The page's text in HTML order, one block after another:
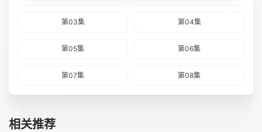
第03集 第04集
第05集 第06集
第07集 第08集
相关推荐